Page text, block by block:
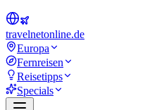
travelnetonline.de
Europa
Fernreisen
Reisetipps
Specials